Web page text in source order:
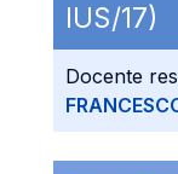
IUS/17)
Docente